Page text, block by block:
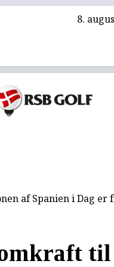
8.
af Spanien i Dag
til